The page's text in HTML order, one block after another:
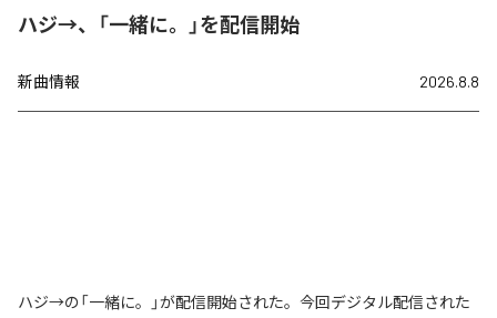
ハジ→、「一緒に。」を配信開始
新曲情報 2026.8.8
ハジ→の「一緒に。」が配信開始された。今回デジタル配信された